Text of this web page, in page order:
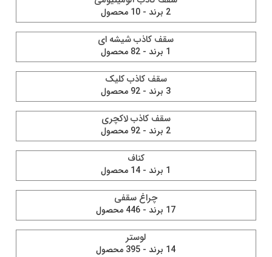
2 برند - 10 محصول
سقف کاذب شیشه ای
1 برند - 82 محصول
سقف کاذب کلیک
3 برند - 92 محصول
سقف کاذب لاکچری
2 برند - 92 محصول
کناف
1 برند - 14 محصول
چراغ سقفی
17 برند - 446 محصول
لوستر
14 برند - 395 محصول